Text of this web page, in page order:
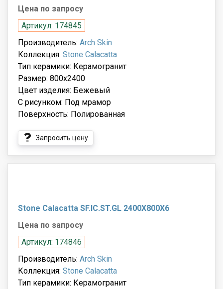
Цена по запросу
Артикул: 174845
Производитель: Arch Skin
Коллекция: Stone Calacatta
Тип керамики: Керамогранит
Размер: 800x2400
Цвет изделия: Бежевый
С рисунком: Под мрамор
Поверхность: Полированная
Запросить цену
Stone Calacatta SF.IC.ST.GL 2400X800X6
Цена по запросу
Артикул: 174846
Производитель: Arch Skin
Коллекция: Stone Calacatta
Тип керамики: Керамогранит